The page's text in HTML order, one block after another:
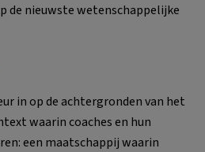
de nieuwste wetenschappelijke
in op de achtergronden van het
waarin coaches en hun
een maatschappij waarin